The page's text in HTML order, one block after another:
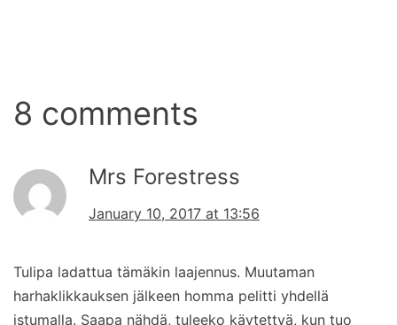
8 comments
Mrs Forestress
January 10, 2017 at 13:56
Tulipa ladattua tämäkin laajennus. Muutaman
harhaklikkauksen jälkeen homma pelitti yhdellä
istumalla. Saapa nähdä, tuleeko käytettyä, kun tuo